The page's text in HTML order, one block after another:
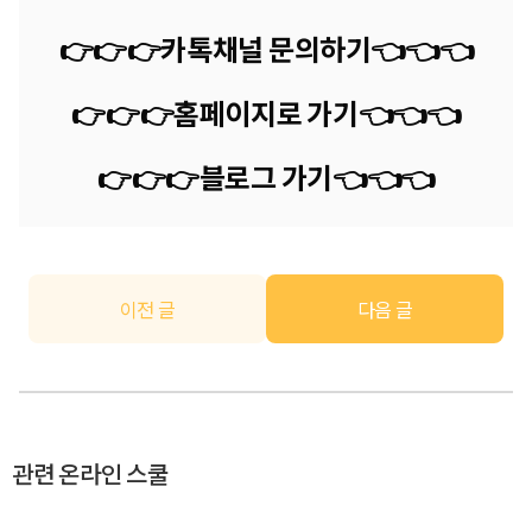
👉👉👉카톡채널 문의하기👈👈👈
👉👉👉홈페이지로 가기👈👈👈
👉👉👉블로그 가기👈👈👈
이전 글 다음 글
관련 온라인 스쿨